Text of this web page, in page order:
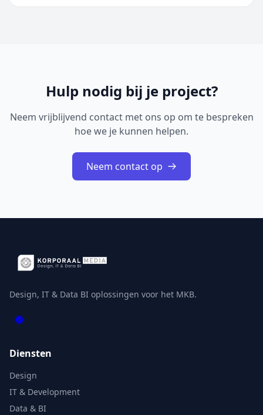
Hulp nodig bij je project?
Neem vrijblijvend contact met ons op om te bespreken
hoe we je kunnen helpen.
Neem contact op
Design, IT & Data BI oplossingen voor het MKB.
Diensten
Design
IT & Development
Data & BI